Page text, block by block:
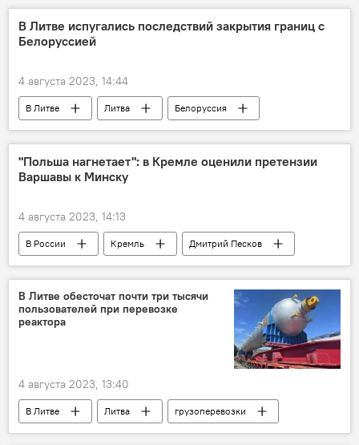
Минобороны РФ
В Литве испугались последствий закрытия границ с
Белоруссией
4 августа 2023, 14:44
В Литве Литва
Белоруссия
Общество
"Польша нагнетает": в Кремле оценили претензии
Варшавы к Минску
4 августа 2023, 14:13
В России Кремль
Дмитрий Песков
Белоруссия
Россия Польша
В Литве обесточат почти три тысячи
пользователей при перевозке
реактора
4 августа 2023, 13:40
В Литве Литва
грузоперевозки
перевозки
Клайпеда